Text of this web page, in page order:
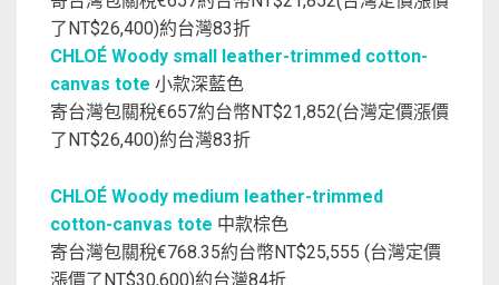
了NT$26,400)約台灣83折
CHLOÉ Woody small leather-trimmed cotton-
canvas tote 小款深藍色
寄台灣包關稅€657約台幣NT$21,852(台灣定價漲價
了NT$26,400)約台灣83折
CHLOÉ Woody medium leather-trimmed
cotton-canvas tote 中款棕色
寄台灣包關稅€768.35約台幣NT$25,555 (台灣定價
漲價了NT$30,600)約台灣84折